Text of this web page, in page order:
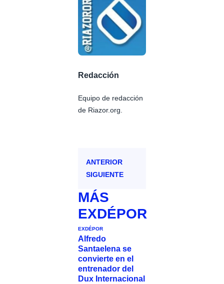
Redacción
Equipo de redacción
de Riazor.org.
ANTERIOR
SIGUIENTE
MÁS
EXDÉPOR
EXDÉPOR
Alfredo
Santaelena se
convierte en el
entrenador del
Dux Internacional